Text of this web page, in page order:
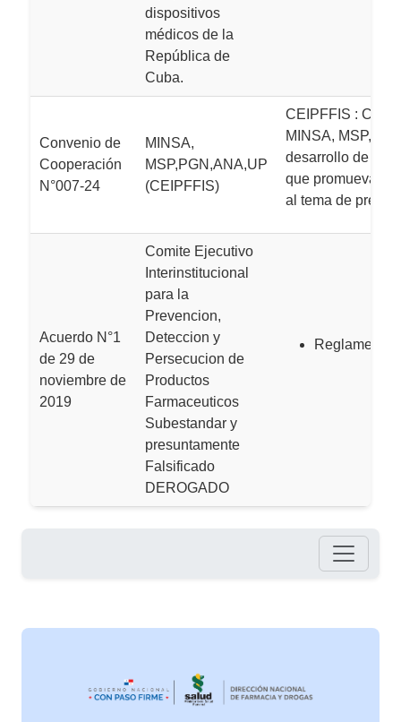
dispositivos
médicos de la
República de
Cuba.
Convenio de
Cooperación
N°007-24
MINSA,
MSP,PGN,ANA,UP
(CEIPFFIS)
CEIPFFIS :
MINSA,
desarrollo de
que promuevan
al tema de
Acuerdo N°1
de 29 de
noviembre de
2019
Comite Ejecutivo
Interinstitucional
para la
Prevencion,
Deteccion y
Persecucion de
Productos
Farmaceuticos
Subestandar y
presuntamente
Falsificado
DEROGADO
Reglamento